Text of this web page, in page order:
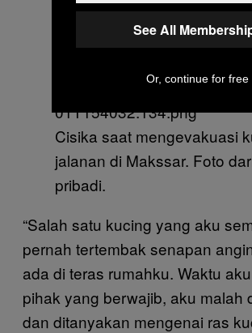
Cisika saat mengevakuasi
jalanan di Makssar. Foto
pribadi.
“Salah satu kucing yang aku
pernah tertembak senapan
ada di teras rumahku. Waktu
pihak yang berwajib, aku malah
dan ditanyakan mengenai ras
See All
Or, continue for free